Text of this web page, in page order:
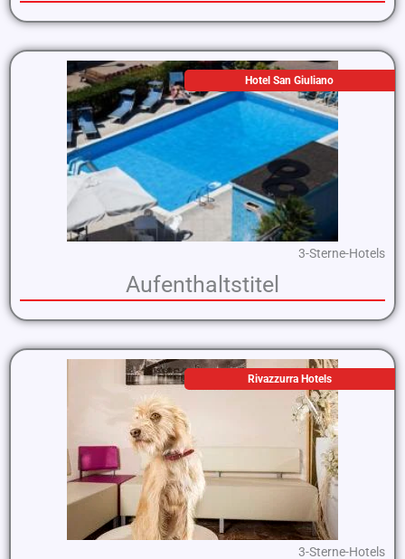
Hotel San Giuliano
3-Sterne-Hotels
Aufenthaltstitel
Rivazzurra Hotels
3-Sterne-Hotels